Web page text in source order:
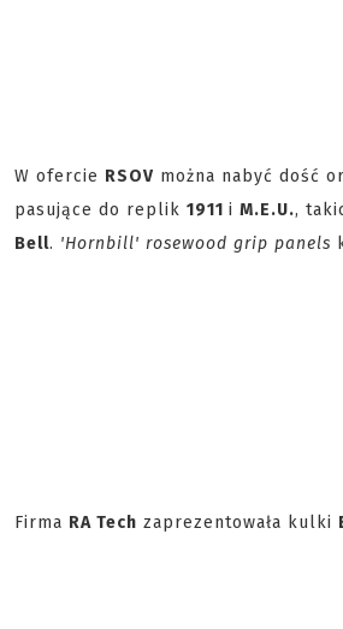
W ofercie RSOV można nabyć dość
pasujące do replik 1911 i M.E.U.,
Bell. 'Hornbill' rosewood grip panels
Firma RA Tech zaprezentowała kulki